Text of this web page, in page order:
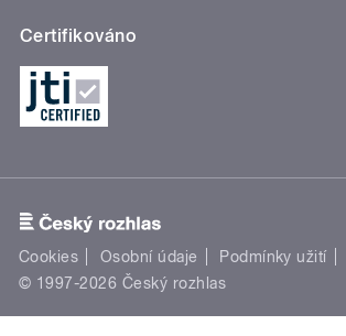
Certifikováno
Cookies Osobní údaje Podmínky užití
© 1997-2026 Český rozhlas